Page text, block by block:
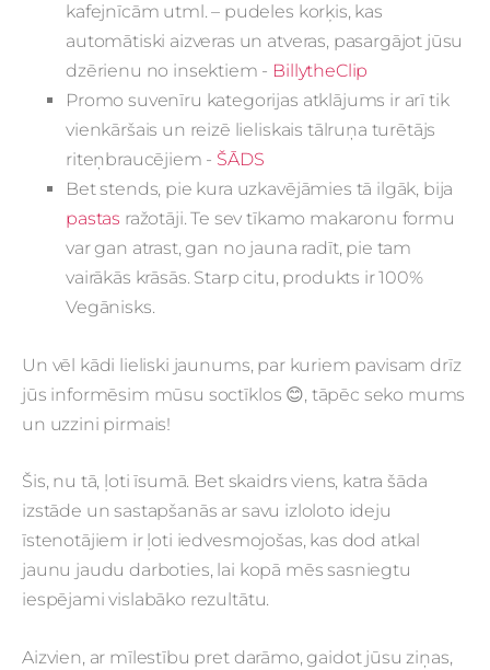
kafejnīcām utml. – pudeles korķis, kas
automātiski aizveras un atveras, pasargājot jūsu
dzērienu no insektiem - BillytheClip
Promo suvenīru kategorijas atklājums ir arī tik
vienkāršais un reizē lieliskais tālruņa turētājs
riteņbraucējiem - ŠĀDS
Bet stends, pie kura uzkavējāmies tā ilgāk, bija
pastas ražotāji. Te sev tīkamo makaronu formu
var gan atrast, gan no jauna radīt, pie tam
vairākās krāsās. Starp citu, produkts ir 100%
Vegānisks.
Un vēl kādi lieliski jaunums, par kuriem pavisam drīz
jūs informēsim mūsu soctīklos 😊, tāpēc seko mums
un uzzini pirmais!
Šis, nu tā, ļoti īsumā. Bet skaidrs viens, katra šāda
izstāde un sastapšanās ar savu izloloto ideju
īstenotājiem ir ļoti iedvesmojošas, kas dod atkal
jaunu jaudu darboties, lai kopā mēs sasniegtu
iespējami vislabāko rezultātu.
Aizvien, ar mīlestību pret darāmo, gaidot jūsu ziņas,